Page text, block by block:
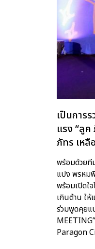
เป็นการ
แรง “ลู
ภัทร เหลื
พร้อมด้วยที
แปง พรหม
พร้อมเปิดใ
เกินต้าน ใ
ร่วมพูดคุยแ
Paragon